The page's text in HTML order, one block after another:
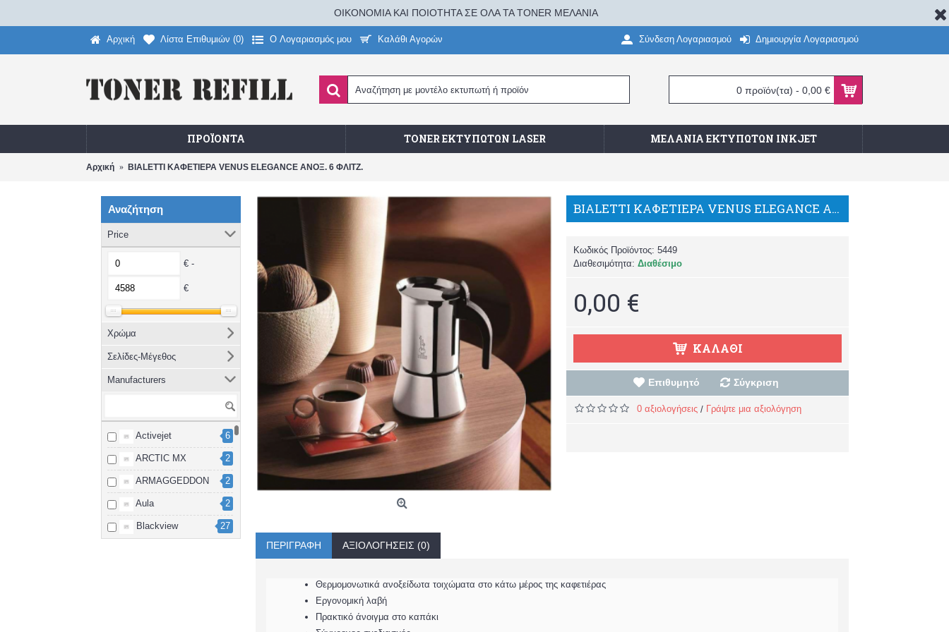
ΟΙΚΟΝΟΜΙΑ ΚΑΙ ΠΟΙΟΤΗΤΑ ΣΕ ΟΛΑ ΤΑ TONER ΜΕΛΑΝΙΑ
Αρχική Λίστα Επιθυμιών (0) O Λογαριασμός μου Καλάθι Αγορών Σύνδεση Λογαριασμού Δημιουργία Λογαριασμού
0 προϊόν(τα) - 0,00 €
ΠΡΟΪΌΝΤΑ TONER ΕΚΤΥΠΩΤΏΝ LASER ΜΕΛΆΝΙΑ ΕΚΤΥΠΩΤΏΝ INKJET
Αρχική BIALETTI ΚΑΦΕΤΙΕΡΑ VENUS ELEGANCE ΑΝΟΞ. 6 ΦΛΙΤΖ.
Αναζήτηση
Price
€ -
€
Χρώμα
Σελίδες-Μέγεθος
Manufacturers
Activejet 6
ARCTIC MX 2
ARMAGGEDDON 2
Aula 2
Blackview 27
BIALETTI ΚΑΦΕΤΙΕΡΑ VENUS ELEGANCE ΑΝΟΞ. 6 ΦΛΙΤΖ.
Κωδικός Προϊόντος: 5449
Διαθεσιμότητα: Διαθέσιμο
0,00 €
ΚΑΛΆΘΙ
Επιθυμητό Σύγκριση
0 αξιολογήσεις / Γράψτε μια αξιολόγηση
ΠΕΡΙΓΡΑΦΉ ΑΞΙΟΛΟΓΉΣΕΙΣ (0)
Θερμομονωτικά ανοξείδωτα τοιχώματα στο κάτω μέρος της καφετιέρας
Εργονομική λαβή
Πρακτικό άνοιγμα στο καπάκι